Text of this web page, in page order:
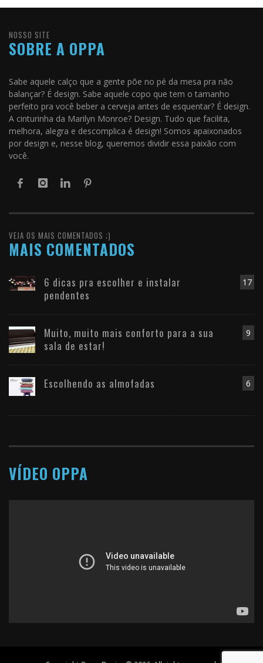
NOSSO SITE
SOBRE A OPPA
Sabe aquele calço que a gente põe no pé da mesa pra não
balançar? É design. Sabe aquele copo que tem o tamanho
perfeito pra você beber a cerveja antes de esquentar? É design.
A cinturinha da Marilyn Monroe? Design. Tudo que facilita,
melhora, alegra e descomplica é design! Somos apaixonados
por design e, nesse blog, queremos dividir essa paixão com
você.
VEJA OS MAIS COMENTADOS ;)
MAIS COMENTADOS
17
6 dicas pra escolher e instalar
pendentes
9
Muito, muito mais conforto para a sua
sala de estar!
6
Escolhendo as almofadas
VÍDEO OPPA